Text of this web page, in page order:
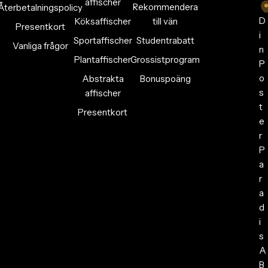
Presentkort
Vanliga frågor
Köksaffischer
Sportaffischer
Plantaffischer
Abstrakta
affischer
Presentkort
Rekommendera
till vän
Studentrabatt
Grossistprogram
Bonuspoäng
D
i
n
P
o
s
t
e
r
P
a
r
a
d
i
s
A
B